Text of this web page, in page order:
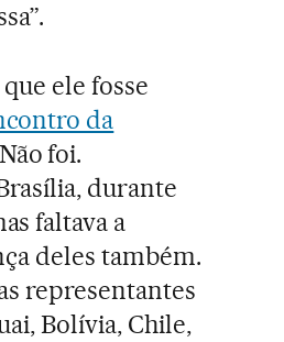
ele fosse
da
foi.
durante
faltava a
deles também.
representantes
Bolívia, Chile,